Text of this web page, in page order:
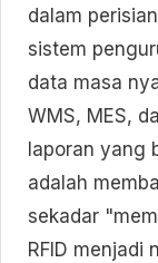
dalam
sistem
data masa
WMS, MES,
laporan yang
adalah
sekadar
RFID menjadi